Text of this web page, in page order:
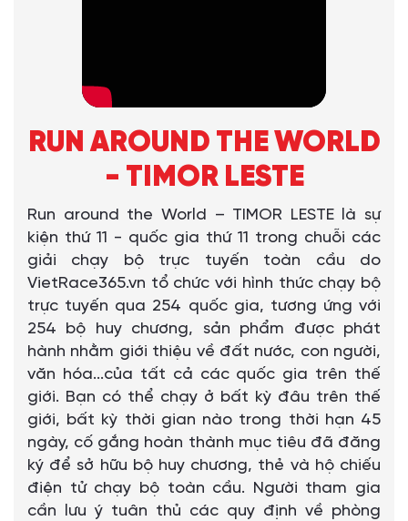
RUN AROUND THE WORLD
- TIMOR LESTE
Run around the World – TIMOR LESTE là sự
kiện thứ 11 - quốc gia thứ 11 trong chuỗi các
giải chạy bộ trực tuyến toàn cầu do
VietRace365.vn tổ chức với hình thức chạy bộ
trực tuyến qua 254 quốc gia, tương ứng với
254 bộ huy chương, sản phẩm được phát
hành nhằm giới thiệu về đất nước, con người,
văn hóa...của tất cả các quốc gia trên thế
giới. Bạn có thể chạy ở bất kỳ đâu trên thế
giới, bất kỳ thời gian nào trong thời hạn 45
ngày, cố gắng hoàn thành mục tiêu đã đăng
ký để sở hữu bộ huy chương, thẻ và hộ chiếu
điện tử chạy bộ toàn cầu. Người tham gia
cần lưu ý tuân thủ các quy định về phòng